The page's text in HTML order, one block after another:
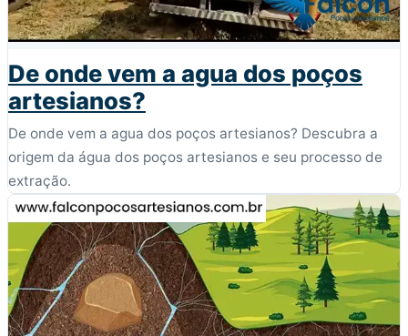
De onde vem a agua dos poços
artesianos?
De onde vem a agua dos poços artesianos? Descubra a
origem da água dos poços artesianos e seu processo de
extração.